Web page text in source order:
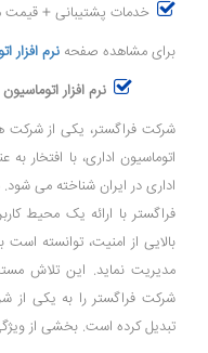
خدمات پشتیبانی +
برای مشاهده صفحه نرم افزار
نرم افزار
شرکت فراگستر، یکی از شرکت
اتوماسیون اداری، با افتخار
اداری در ایران شناخته می
فراگستر با ارائه یک محیط
بالایی از امنیت، توانسته
مدیریت نماید. این تلاش
شرکت فراگستر را به یکی از
تبدیل کرده است. بخشی از